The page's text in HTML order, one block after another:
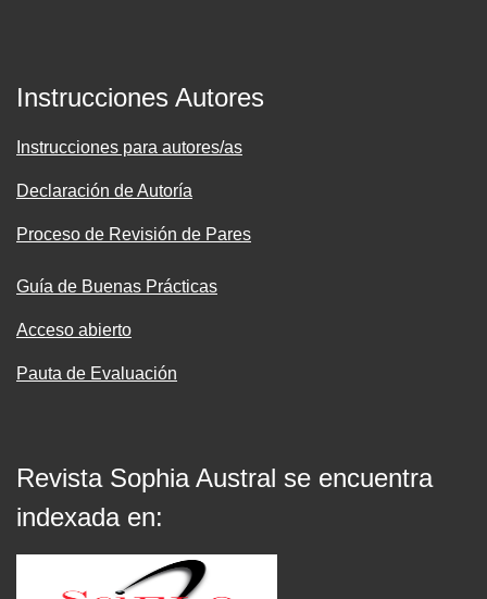
Instrucciones Autores
Instrucciones para autores/as
Declaración de Autoría
Proceso de Revisión de Pares
Guía de Buenas Prácticas
Acceso abierto
Pauta de Evaluación
Revista Sophia Austral se encuentra
indexada en: